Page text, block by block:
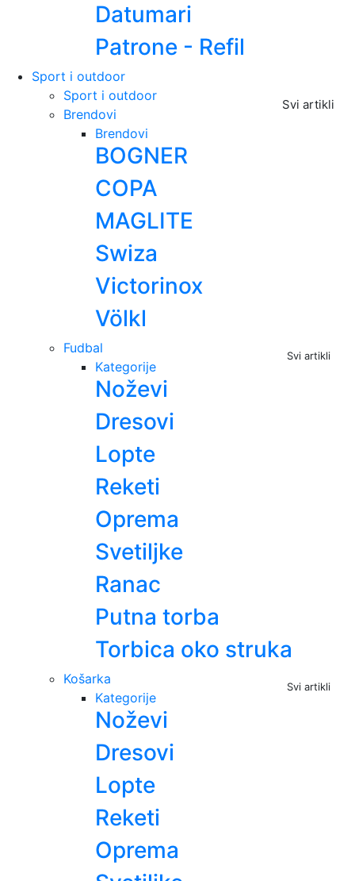
Datumari
Patrone - Refil
Sport i outdoor
Svi artikli
Sport i outdoor
Brendovi
Brendovi
BOGNER
COPA
MAGLITE
Swiza
Victorinox
Völkl
Svi artikli
Fudbal
Kategorije
Noževi
Dresovi
Lopte
Reketi
Oprema
Svetiljke
Ranac
Putna torba
Torbica oko struka
Svi artikli
Košarka
Kategorije
Noževi
Dresovi
Lopte
Reketi
Oprema